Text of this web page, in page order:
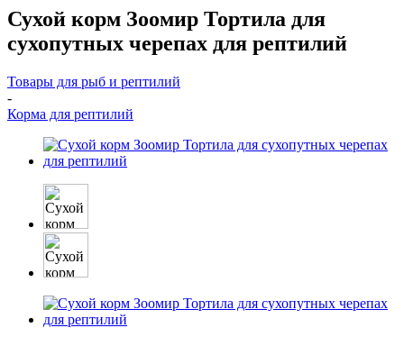
Сухой корм Зоомир Тортила для
сухопутных черепах для рептилий
Товары для рыб и рептилий
-
Корма для рептилий